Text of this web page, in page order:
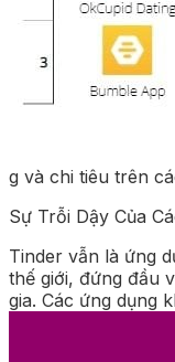
g và chi tiêu trên
Sự Trỗi Dậy Của
Tinder vẫn là ứng
thế giới, đứng đầu
gia. Các ứng dụng